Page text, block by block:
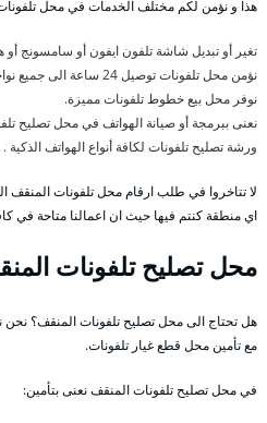
هذا و نؤمن لكم مختلف الخدمات في محل
تغير أو تبديل شاشة تلفون ايفون أو سامسونج أو
نؤمن محل تلفونات توصيل 24 ساعة الى جميع نواحي المنقف أو مناطق الكويت.
نوفر محل بيع خطوط تلفونات مميزة.
نعنى ببرمجة أو صيانة الهواتف في محل تصليح
ورشة تصليح تلفونات لكافة أنواع الهواتف الذكية .
لا تتاخروا في طلب ارقام محل تلفونات المنقف
اي منطقة كنتم فيها حيث ان اعمالنا متاحة في
محل تصليح تلفونات
هل تحتاج الى محل تصليح تلفونات المنقف؟ نحن
مع تأمين محل قطع غيار تلفونات.
في محل تصليح تلفونات المنقف نعنى بتأمين: